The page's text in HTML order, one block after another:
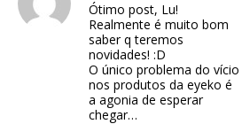
Ótimo post, Lu!
Realmente é muito bom
saber q teremos
novidades! :D
O único problema do vício
nos produtos da eyeko é
a agonia de esperar
chegar…